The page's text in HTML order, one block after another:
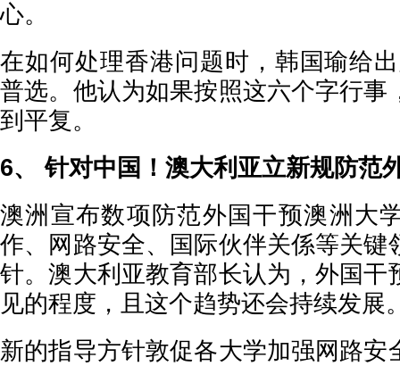
心。
在如何处理香港问题时，韩国瑜给
普选。他认为如果按照这六个字行事
到平复。
6、 针对中国！澳大利亚立新规防范
澳洲宣布数项防范外国干预澳洲大
作、网路安全、国际伙伴关係等关键
针。澳大利亚教育部长认为，外国干
见的程度，且这个趋势还会持续发展
新的指导方针敦促各大学加强网路安